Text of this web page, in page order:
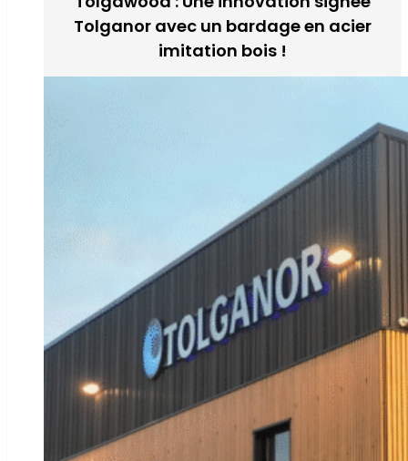
Tolganor avec un bardage en acier
imitation bois !